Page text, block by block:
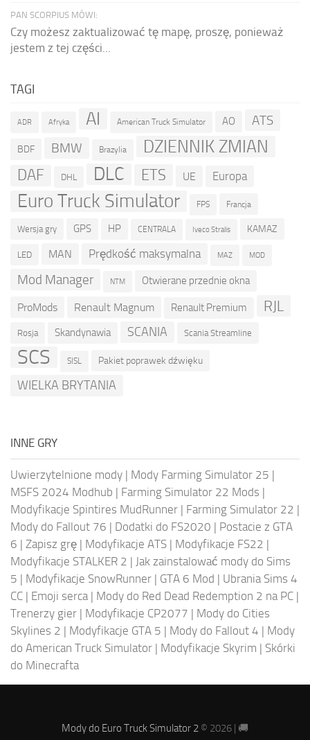
PAN SCORPIUS MÓWI:
Czy możesz zaktualizować tę mapę, proszę, ponieważ
jestem z tej części...
TAGI
ADR Afryka AI American Truck Simulator AO ATS
BDF BMW Brazylia DZIENNIK ZMIAN
DAF DHL DLC ETS UE Europa
Euro Truck Simulator FPS Francja
Wersja gry GPS HP CENTRALA Iveco Stralis KAMAZ
LED MAN Prędkość maksymalna MAZ MOD
Mod Manager NTM Otwierane przednie okna
ProMods Renault Magnum Renault Premium RJL
Rosja Skandynawia SCANIA Scania Streamline
SCS SISL Pakiet poprawek dźwięku
WIELKA BRYTANIA
INNE GRY
Uwierzytelnione mody | Mody Farming Simulator 25 |
MSFS 2024 Modhub | Farming Simulator 22 Mods |
Modyfikacje Spintires MudRunner | Farming Simulator 22 |
Mody do Fallout 76 | Dodatki do FS2020 | Postacie z GTA
6 | Zapisz grę | Modyfikacje ATS | Modyfikacje FS22 |
Modyfikacje STALKER 2 | Jak zainstalować mody do Sims
5 | Modyfikacje SnowRunner | GTA 6 Mod | Ubrania Sims 4
CC | Emoji serca| Mody do Red Dead Redemption 2 na PC |
Trenerzy gier | Modyfikacje CP2077 | Mody do Cities
Skylines 2 | Modyfikacje GTA 5 | Mody do Fallout 4 | Mody
do American Truck Simulator | Modyfikacje Skyrim | Skórki
do Minecrafta
Mody do Euro Truck Simulator 2 © 2026 | 🚚